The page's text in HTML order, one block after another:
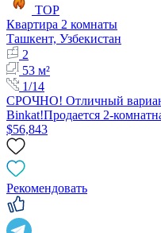
TOP
Квартира 2 комнаты
Ташкент, Узбекистан
2
53 м²
1/14
СРОЧНО! Отличный
Binkat! ​Продается 2-
$56,843
Рекомендовать